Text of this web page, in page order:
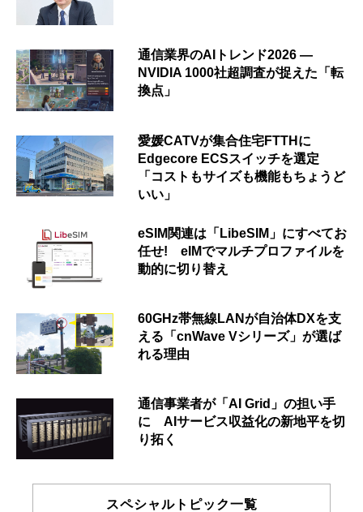
通信業界のAIトレンド2026 ―
NVIDIA 1000社超調査が捉えた「転
換点」
愛媛CATVが集合住宅FTTHに
Edgecore ECSスイッチを選定
「コストもサイズも機能もちょうど
いい」
eSIM関連は「LibeSIM」にすべてお
任せ! eIMでマルチプロファイルを
動的に切り替え
60GHz帯無線LANが自治体DXを支
える「cnWave Vシリーズ」が選ば
れる理由
通信事業者が「AI Grid」の担い手
に AIサービス収益化の新地平を切
り拓く
スペシャルトピック一覧